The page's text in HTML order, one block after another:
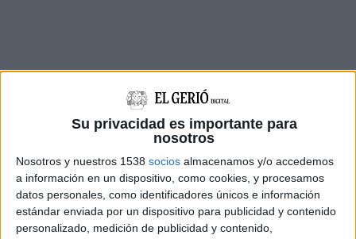
Su privacidad es importante para
nosotros
Nosotros y nuestros 1538 socios almacenamos y/o accedemos
a información en un dispositivo, como cookies, y procesamos
datos personales, como identificadores únicos e información
estándar enviada por un dispositivo para publicidad y contenido
personalizado, medición de publicidad y contenido,
Així, des de l’Àrea de Serveis Municipals s’han
realitzat elstreballs de desbrossament i millora
dels aparcamentssituats al carrer Ciceró de
Llafranc, al carrer Lloret de Calella de
Palafrugell i al carrer de l’Equador de Tamariu.